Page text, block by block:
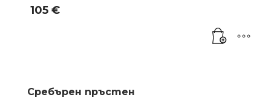
105 €
Сребърен пръстен